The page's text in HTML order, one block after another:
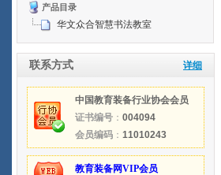
产品目录
华文众合智慧书法教室
联系方式 详细
中国教育装备行业协会会员
证书编号 ： 004094
会员编码 ： 11010243
教育装备网VIP会员